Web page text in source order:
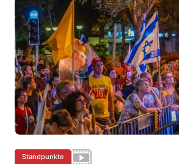
Standpunkte